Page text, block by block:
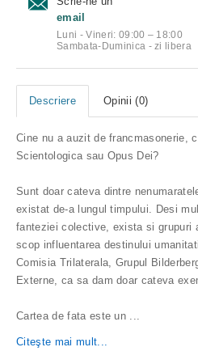
email
Luni - Vineri: 09:00 – 18:00
Sambata-Duminica - zi libera
Descriere Opinii (0)
Cine nu a auzit de francmasonerie,
Scientologica sau Opus Dei?
Sunt doar cateva dintre
existat de-a lungul timpului. Desi
fanteziei colective, exista si grupuri
scop influentarea destinului
Comisia Trilaterala, Grupul
Externe, ca sa dam doar cateva
Cartea de fata este un
Citeşte mai mult...